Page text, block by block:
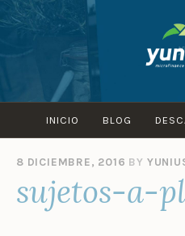
Skip
to
content
INICIO BLOG
8 DICIEMBRE, 2016 BY
sujetos-a-